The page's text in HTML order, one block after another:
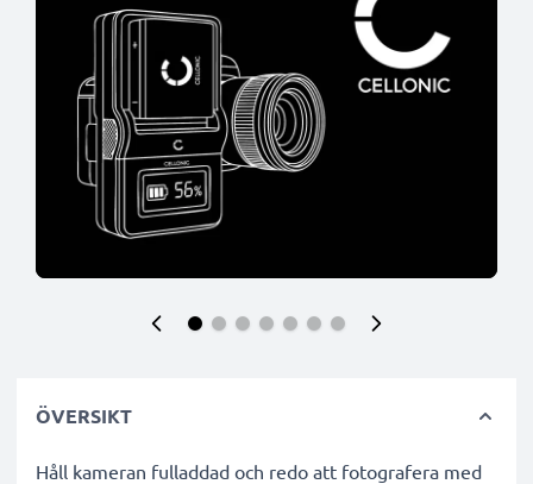
ÖVERSIKT
Håll kameran fulladdad och redo att fotografera med